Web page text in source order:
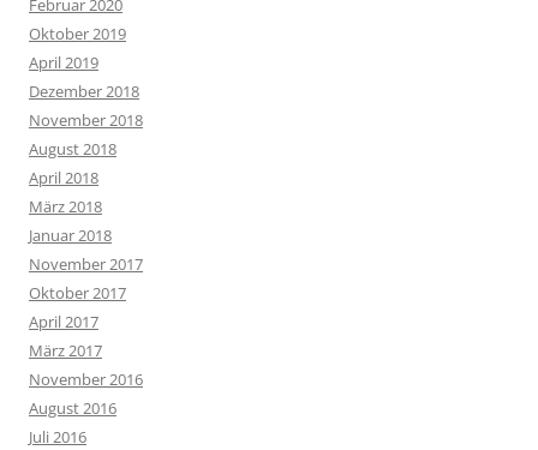
Februar 2020
Oktober 2019
April 2019
Dezember 2018
November 2018
August 2018
April 2018
März 2018
Januar 2018
November 2017
Oktober 2017
April 2017
März 2017
November 2016
August 2016
Juli 2016